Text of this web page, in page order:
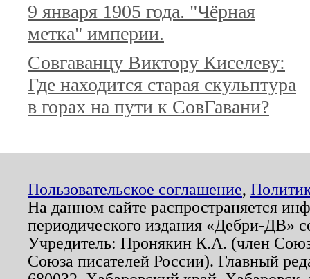
9 января 1905 года. "Чёрная
метка" империи.
Совгаванцу Виктору Киселеву:
Где находится старая скульптура
в горах на пути к СовГавани?
Пользовательское соглашение,
На данном сайте распространяется
периодического издания «Дебри-ДВ»
Учредитель: Пронякин К.А. (член
Союза писателей России). Главный